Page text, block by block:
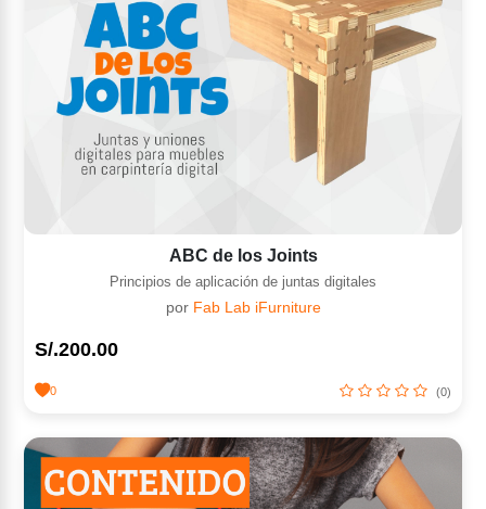
ABC de los Joints
Principios de aplicación de juntas digitales
por Fab Lab iFurniture
S/.200.00
0 (0)